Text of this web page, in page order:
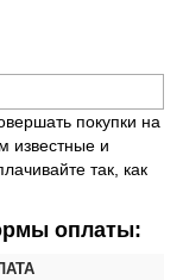
покупки на
известные и
так, как
оплаты: